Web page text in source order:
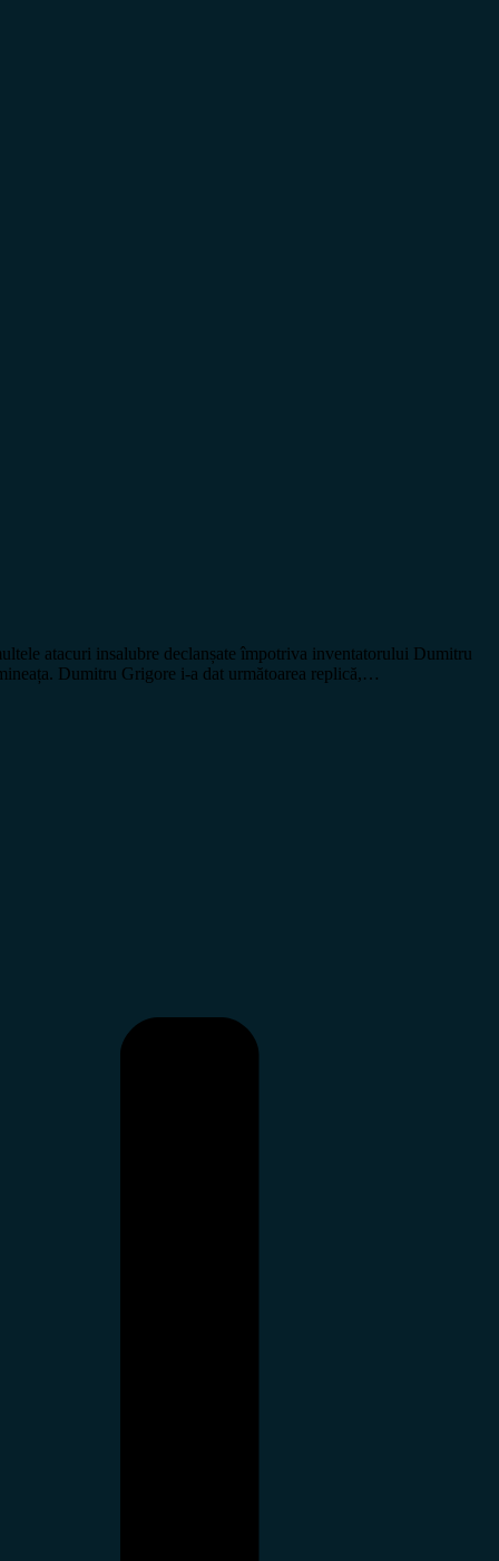
atacuri insalubre declanșate împotriva inventatorului Dumitru
Dumitru Grigore i-a dat următoarea replică,…